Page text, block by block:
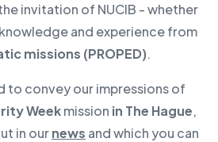
invitation of NUCIB - whether
and experience from
missions (PROPED).
to convey our impressions of
Weekmission in The Hague,
in ournews and which you can